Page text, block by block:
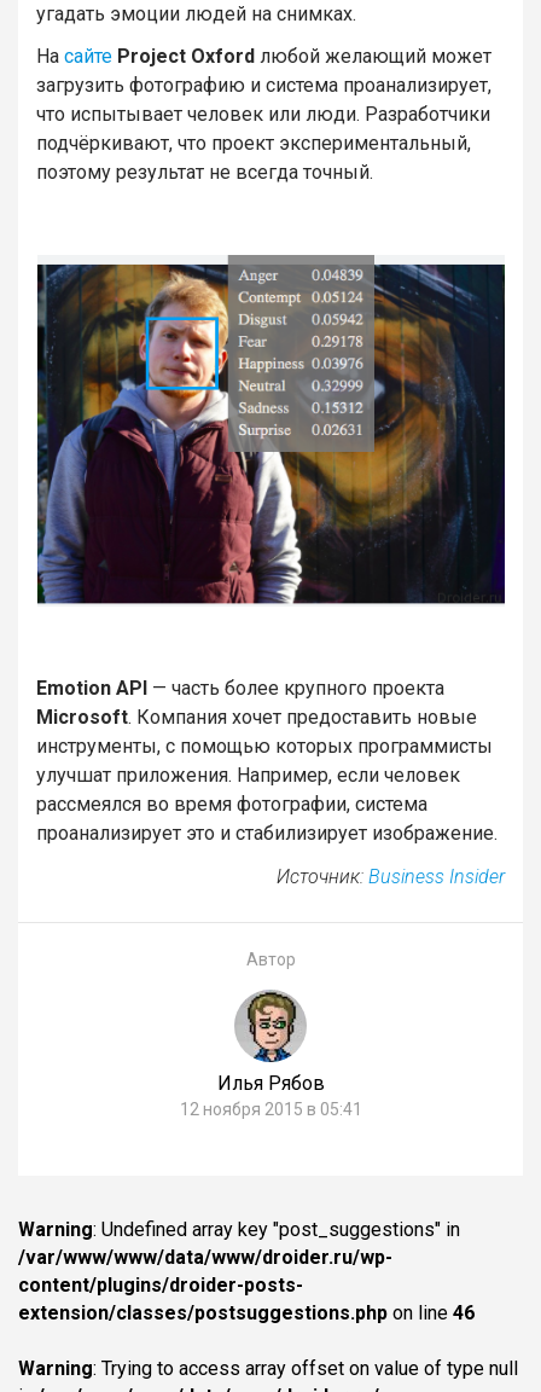
угадать эмоции людей на снимках.
На сайте Project Oxford любой желающий может
загрузить фотографию и система проанализирует,
что испытывает человек или люди. Разработчики
подчёркивают, что проект экспериментальный,
поэтому результат не всегда точный.
Emotion API — часть более крупного проекта
Microsoft. Компания хочет предоставить новые
инструменты, с помощью которых программисты
улучшат приложения. Например, если человек
рассмеялся во время фотографии, система
проанализирует это и стабилизирует изображение.
Источник: Business Insider
Автор
Илья Рябов
12 ноября 2015 в 05:41
Warning: Undefined array key "post_suggestions" in
/var/www/www/data/www/droider.ru/wp-
content/plugins/droider-posts-
extension/classes/postsuggestions.php on line 46
Warning: Trying to access array offset on value of type null